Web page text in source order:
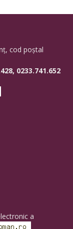
cod poştal
0233.741.652
a